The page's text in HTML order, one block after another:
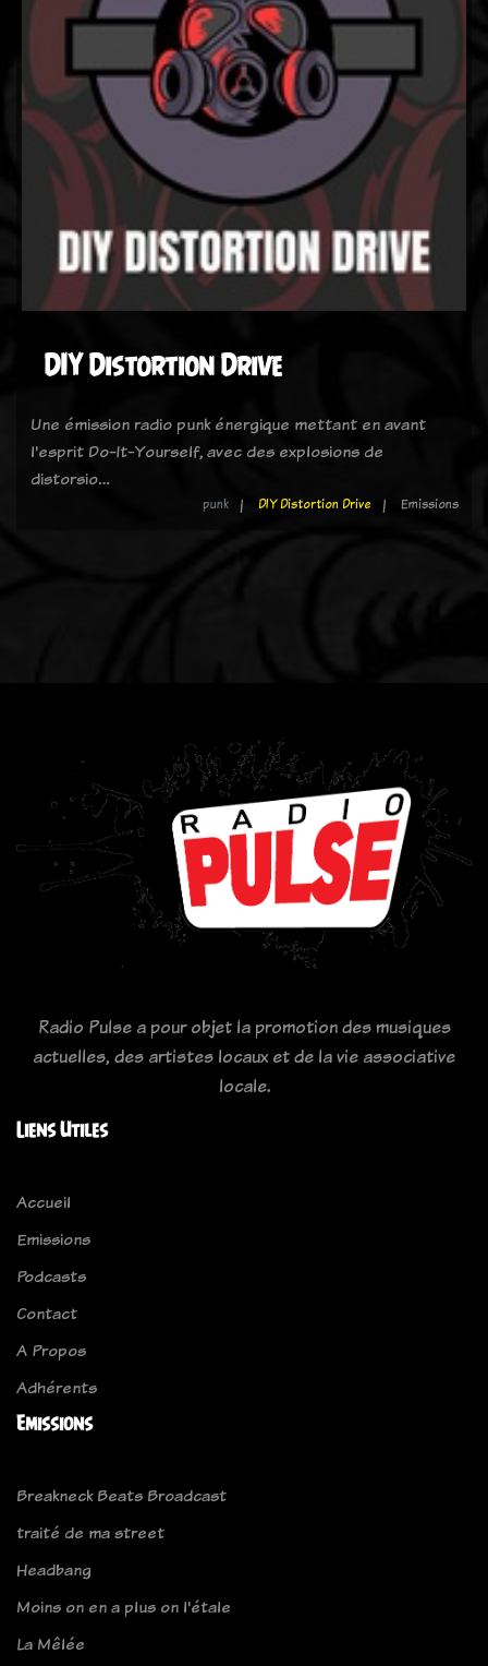
DIY Distortion Drive
Une émission radio punk énergique mettant en avant
l'esprit Do-It-Yourself, avec des explosions de
distorsio…
punk DIY Distortion Drive Emissions
Radio Pulse a pour objet la promotion des musiques
actuelles, des artistes locaux et de la vie associative
locale.
Liens Utiles
Accueil
Emissions
Podcasts
Contact
A Propos
Adhérents
Emissions
Breakneck Beats Broadcast
traité de ma street
Headbang
Moins on en a plus on l'étale
La Mêlée